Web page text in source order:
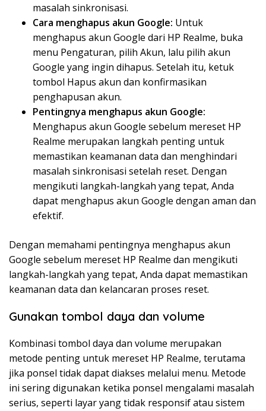
masalah sinkronisasi.
Cara menghapus akun Google: Untuk
menghapus akun Google dari HP Realme, buka
menu Pengaturan, pilih Akun, lalu pilih akun
Google yang ingin dihapus. Setelah itu, ketuk
tombol Hapus akun dan konfirmasikan
penghapusan akun.
Pentingnya menghapus akun Google:
Menghapus akun Google sebelum mereset HP
Realme merupakan langkah penting untuk
memastikan keamanan data dan menghindari
masalah sinkronisasi setelah reset. Dengan
mengikuti langkah-langkah yang tepat, Anda
dapat menghapus akun Google dengan aman dan
efektif.
Dengan memahami pentingnya menghapus akun
Google sebelum mereset HP Realme dan mengikuti
langkah-langkah yang tepat, Anda dapat memastikan
keamanan data dan kelancaran proses reset.
Gunakan tombol daya dan volume
Kombinasi tombol daya dan volume merupakan
metode penting untuk mereset HP Realme, terutama
jika ponsel tidak dapat diakses melalui menu. Metode
ini sering digunakan ketika ponsel mengalami masalah
serius, seperti layar yang tidak responsif atau sistem